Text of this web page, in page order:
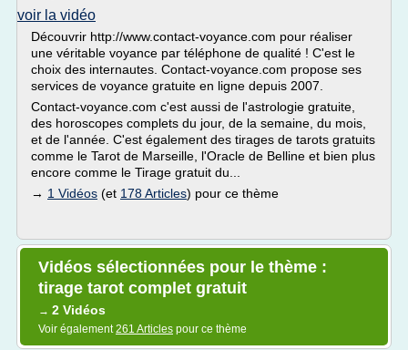
voir la vidéo
Découvrir http://www.contact-voyance.com pour réaliser
une véritable voyance par téléphone de qualité ! C'est le
choix des internautes. Contact-voyance.com propose ses
services de voyance gratuite en ligne depuis 2007.
Contact-voyance.com c'est aussi de l'astrologie gratuite,
des horoscopes complets du jour, de la semaine, du mois,
et de l'année. C'est également des tirages de tarots gratuits
comme le Tarot de Marseille, l'Oracle de Belline et bien plus
encore comme le Tirage gratuit du...
→ 1 Vidéos (et 178 Articles) pour ce thème
Vidéos sélectionnées pour le thème :
tirage tarot complet gratuit
→ 2 Vidéos
Voir également261 Articles pour ce thème